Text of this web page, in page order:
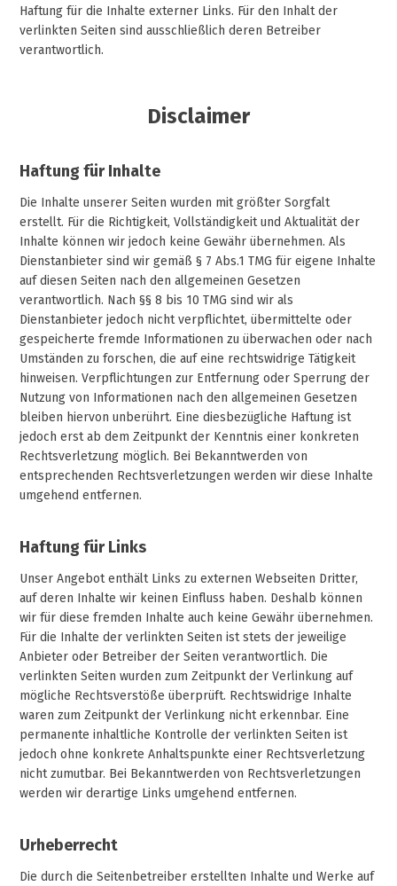
Haftung für die Inhalte externer Links. Für den Inhalt der
verlinkten Seiten sind ausschließlich deren Betreiber
verantwortlich.
Disclaimer
Haftung für Inhalte
Die Inhalte unserer Seiten wurden mit größter Sorgfalt
erstellt. Für die Richtigkeit, Vollständigkeit und Aktualität der
Inhalte können wir jedoch keine Gewähr übernehmen. Als
Dienstanbieter sind wir gemäß § 7 Abs.1 TMG für eigene Inhalte
auf diesen Seiten nach den allgemeinen Gesetzen
verantwortlich. Nach §§ 8 bis 10 TMG sind wir als
Dienstanbieter jedoch nicht verpflichtet, übermittelte oder
gespeicherte fremde Informationen zu überwachen oder nach
Umständen zu forschen, die auf eine rechtswidrige Tätigkeit
hinweisen. Verpflichtungen zur Entfernung oder Sperrung der
Nutzung von Informationen nach den allgemeinen Gesetzen
bleiben hiervon unberührt. Eine diesbezügliche Haftung ist
jedoch erst ab dem Zeitpunkt der Kenntnis einer konkreten
Rechtsverletzung möglich. Bei Bekanntwerden von
entsprechenden Rechtsverletzungen werden wir diese Inhalte
umgehend entfernen.
Haftung für Links
Unser Angebot enthält Links zu externen Webseiten Dritter,
auf deren Inhalte wir keinen Einfluss haben. Deshalb können
wir für diese fremden Inhalte auch keine Gewähr übernehmen.
Für die Inhalte der verlinkten Seiten ist stets der jeweilige
Anbieter oder Betreiber der Seiten verantwortlich. Die
verlinkten Seiten wurden zum Zeitpunkt der Verlinkung auf
mögliche Rechtsverstöße überprüft. Rechtswidrige Inhalte
waren zum Zeitpunkt der Verlinkung nicht erkennbar. Eine
permanente inhaltliche Kontrolle der verlinkten Seiten ist
jedoch ohne konkrete Anhaltspunkte einer Rechtsverletzung
nicht zumutbar. Bei Bekanntwerden von Rechtsverletzungen
werden wir derartige Links umgehend entfernen.
Urheberrecht
Die durch die Seitenbetreiber erstellten Inhalte und Werke auf